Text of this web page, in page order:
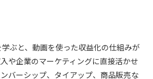
ぶと、動画を使った収益化の仕組みが
や企業のマーケティングに直接活かせ
バーシップ、タイアップ、商品販売な